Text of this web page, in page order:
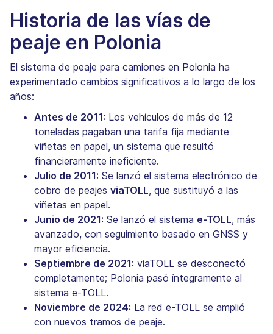
Historia de las vías de
peaje en Polonia
El sistema de peaje para camiones en Polonia ha
experimentado cambios significativos a lo largo de los
años:
Antes de 2011: Los vehículos de más de 12
toneladas pagaban una tarifa fija mediante
viñetas en papel, un sistema que resultó
financieramente ineficiente.
Julio de 2011: Se lanzó el sistema electrónico de
cobro de peajes viaTOLL, que sustituyó a las
viñetas en papel.
Junio de 2021: Se lanzó el sistema e-TOLL, más
avanzado, con seguimiento basado en GNSS y
mayor eficiencia.
Septiembre de 2021: viaTOLL se desconectó
completamente; Polonia pasó íntegramente al
sistema e-TOLL.
Noviembre de 2024: La red e-TOLL se amplió
con nuevos tramos de peaje.